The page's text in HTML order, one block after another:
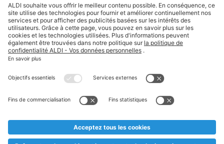
Suivez ALDI Belgique
Textes marqués d'un astérisque et mentions légales
* Nous vendons ces articles temporairement et jusqu'à
au cas où, malgré le planning bien étudié, nous serions
prématurément en rupture de stock. Prix Recupel et TVA incl.
** Sur ce site, l’utilisation de la forme masculine a été adoptée